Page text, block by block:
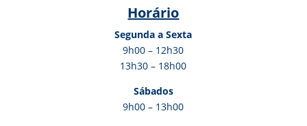
Horário
Segunda a Sexta
9h00 – 12h30
13h30 – 18h00
Sábados
9h00 – 13h00